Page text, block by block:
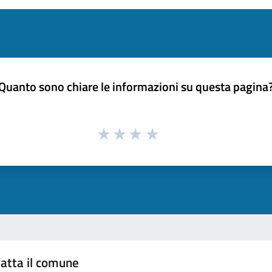
sono chiare le informazioni su questa
il comune